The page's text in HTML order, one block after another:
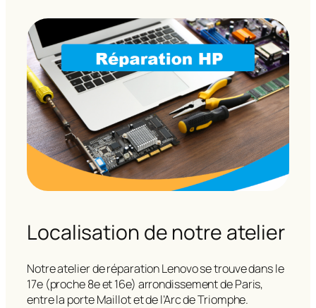
Localisation de notre atelier
Notre atelier de réparation Lenovo se trouve dans le
17e (proche 8e et 16e) arrondissement de Paris,
entre la porte Maillot et de l’Arc de Triomphe.